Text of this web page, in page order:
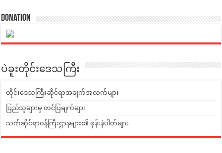
Donation
ပဲခူးတိုင်းဒေသကြီး
တိုင်းဒေသကြီးဆိုင်ရာအချက်အလက်များ
ပြည်သူများမှ တင်ပြချက်များ
သက်ဆိုင်ရာဝန်ကြီးဌာနများ၏ ဖုန်းနံပါတ်များ